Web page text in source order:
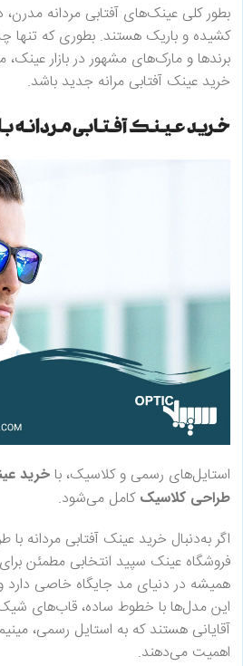
بطور کلی عینک‌های آفتابی مردانه
کشیده و باریک هستند. بطوری که تنها
برندها و مارک‌های مشهور در بازار
خرید عینک آفتابی مرانه جدید باشد.
خرید عینک آفتابی مردانه
استایل‌های رسمی و کلاسیک، با خرید
طراحی کلاسیک کامل می‌شود.
اگر به‌دنبال خرید عینک آفتابی مردانه
فروشگاه عینک سپید انتخابی مطمئن
همیشه در دنیای مد جایگاه خاصی دارد
این مدل‌ها با خطوط ساده، قاب‌های
آقایانی هستند که به استایل رسمی،
اهمیت می‌دهند.